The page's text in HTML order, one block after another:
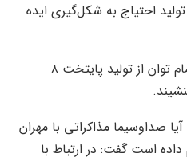
و تیم تولید احتیاج به شکل‌گیری ایده
وی افزود: در هر صورت ما با تمام توان از تولید پایتخت ۸
صداوسیما مذاکراتی با مهران
است گفت: در ارتباط با